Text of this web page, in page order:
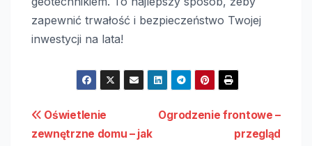
zapewnić trwałość i bezpieczeństwo Twojej
inwestycji na lata!
Nawigacja
Ogrodzenie frontowe –
przegląd
Oświetlenie
zewnętrzne domu – jak